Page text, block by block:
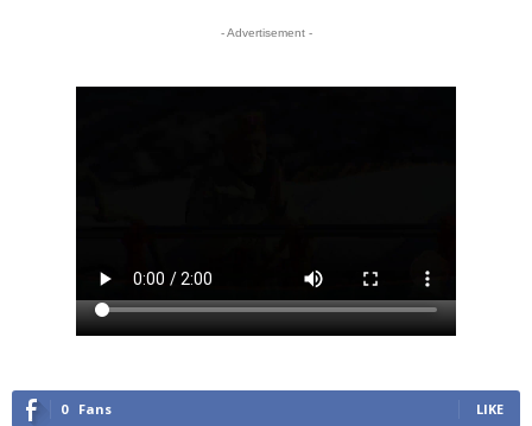
- Advertisement -
0 Fans LIKE